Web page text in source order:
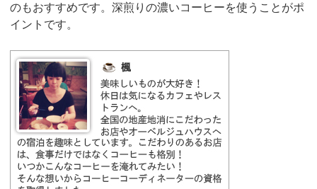
のもおすすめです。深煎りの濃いコーヒーを使うことがポ
イントです。